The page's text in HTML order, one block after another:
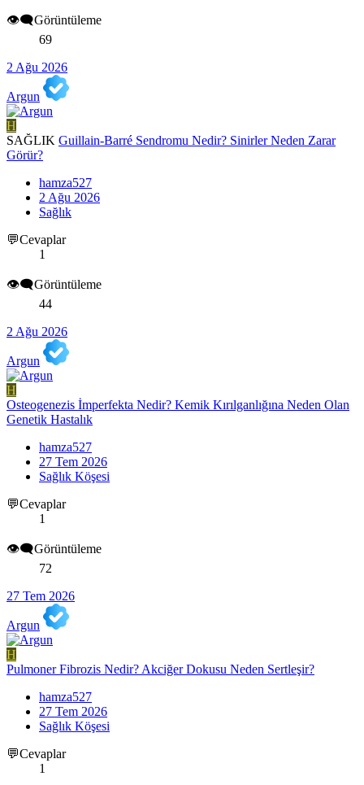
👁️‍🗨️Görüntüleme
69
2 Ağu 2026
Argun
H
SAĞLIK Guillain-Barré Sendromu Nedir? Sinirler Neden Zarar
Görür?
hamza527
2 Ağu 2026
Sağlık
💬Cevaplar
1
👁️‍🗨️Görüntüleme
44
2 Ağu 2026
Argun
H
Osteogenezis İmperfekta Nedir? Kemik Kırılganlığına Neden Olan
Genetik Hastalık
hamza527
27 Tem 2026
Sağlık Köşesi
💬Cevaplar
1
👁️‍🗨️Görüntüleme
72
27 Tem 2026
Argun
H
Pulmoner Fibrozis Nedir? Akciğer Dokusu Neden Sertleşir?
hamza527
27 Tem 2026
Sağlık Köşesi
💬Cevaplar
1